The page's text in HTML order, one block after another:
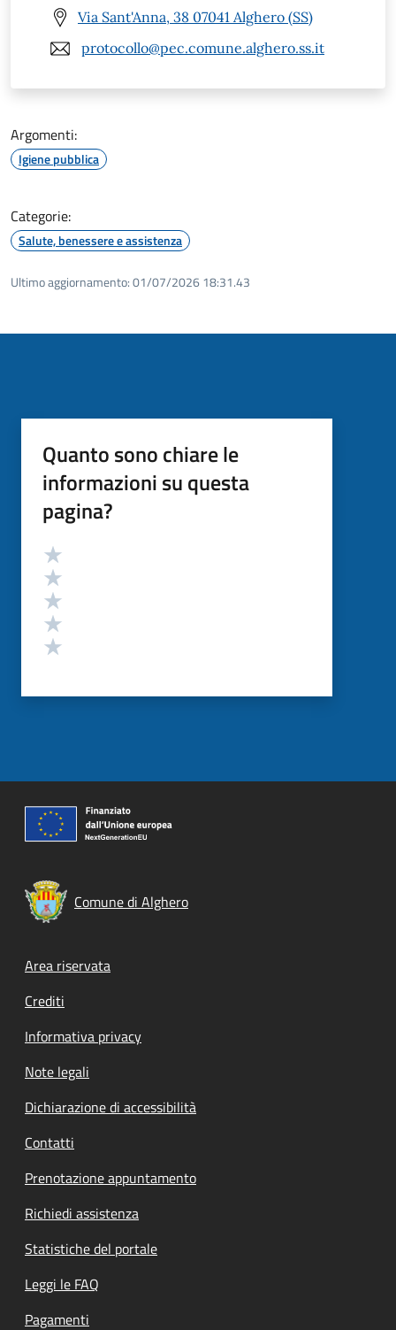
Via Sant'Anna, 38 07041 Alghero (SS)
protocollo@pec.comune.alghero.ss.it
Argomenti:
Igiene pubblica
Categorie:
Salute, benessere e assistenza
Ultimo aggiornamento:01/07/2026 18:31.43
Quanto sono chiare le
informazioni su questa
pagina?
Valutazione
Comune di Alghero
Footer menu
Area riservata
Crediti
Informativa privacy
Note legali
Dichiarazione di accessibilità
Contatti
Prenotazione appuntamento
Richiedi assistenza
Statistiche del portale
Leggi le FAQ
Pagamenti